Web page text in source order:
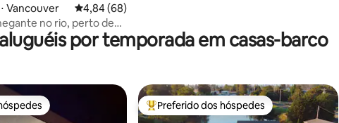
Vancouver 4,84 de uma avaliação média de 5, 68 avaliações
4,84 (68)
no rio, perto de
por temporada em casas-barco
Entre os melhores preferidos dos hóspedes
Preferido dos hóspedes